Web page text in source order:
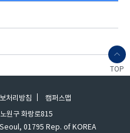
TOP
처리방침
캠퍼스맵
원구 화랑로815
01795 Rep. of KOREA